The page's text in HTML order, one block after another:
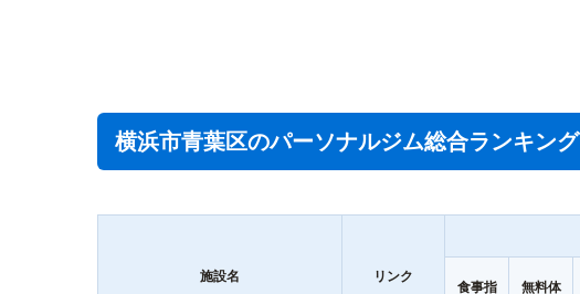
横浜市青葉区のパーソナルジム総合ランキング
施設名 リンク
食事指
無料体